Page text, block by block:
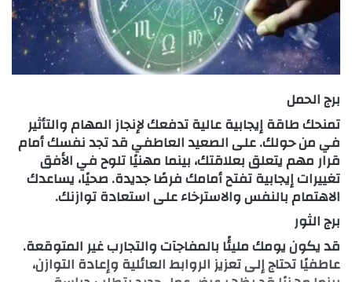
برج الحمل
تمنحك طاقة إيجابية عالية تدفعك لإنجاز المهام والتأثير
في من حولك. على الصعيد العاطفي قد تجد نفسك أمام
قرار مهم يتعلق بعلاقتك، بينما مهنيًا تلوح في الأفق
تغييرات إيجابية تفتح أمامك فرصًا جديدة. صحيًا، يساعدك
الاهتمام بالنفس والاسترخاء على استعادة توازنك.
برج الثور
قد يكون يومك مليئًا بالمفاجآت والتجارب غير المتوقعة.
عاطفيًا تحتاج إلى تعزيز الروابط العائلية وإعادة التوازن،